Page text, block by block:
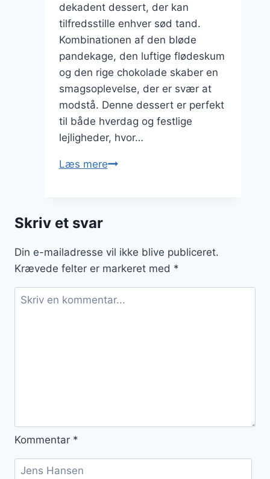
dekadent dessert, der kan
tilfredsstille enhver sød tand.
Kombinationen af den bløde
pandekage, den luftige flødeskum
og den rige chokolade skaber en
smagsoplevelse, der er svær at
modstå. Denne dessert er perfekt
til både hverdag og festlige
lejligheder, hvor…
Læs merePandekager
Skriv et svar
Din e-mailadresse vil ikke blive publiceret.
Krævede felter er markeret med *
Kommentar *